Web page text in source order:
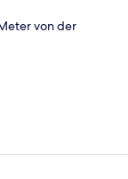
von der